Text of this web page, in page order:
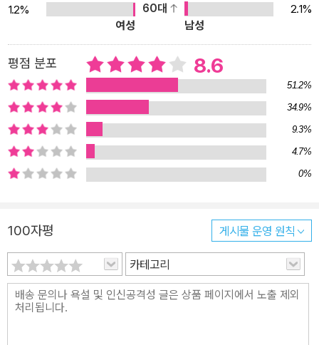
국내 유명 CEO들의 독서 멘토로 활약해온 이지성 작가는 독서 습관
을 잡는 ‘1년 365권 슈퍼 리딩(일독)’의 다음 단계로 생존을 넘어 성
담았다. “독서는 단순히 글자를 읽는 것과는 달라요. 어느 시점에선
다독도 중요하죠. 하지만 그것보다 더 중요한 건 독서를 통해 생각을
변화시키고, 행동을 바꾸고, 자신이 품었던 꿈을 현실로 만들어내는
거예요.” (본문 68쪽) 석세스 리딩을 성공시키는 비결, 성공 세포를
키워라! 성공 독서에 대한 결심만으로는 일상이 획기적으로 변하지
않는다. 마음처럼 해내지 못해서 괴로워하고 있다면 ‘성공 세포’를 키
마인드를 키우는 훈련이 필요하다. 《이독》에 자세히 담긴 가이드를
따라 매일 ‘이독 노트’를 쓰고 ‘이독 스크랩’을 만들고 ‘감사 일기’를
적어보자. 책을 읽고 감상과 실천 사례를 기록하는 것은 지금 내가 성
공을 위해 무엇을 하고 있는지, 어디로 가고 있는지에 대한 분명한 지
표가 되어줄 것이다. 《이독》 이렇게 바뀌었다! 이지성 작가의 인터뷰
1.2%
60대
2.1%
여성
남성
평점 분포 8.6
51.2%
34.9%
9.3%
4.7%
0%
100자평 게시물 운영 원칙
카테고리